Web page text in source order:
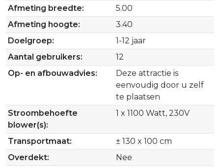
Afmeting breedte:
5.00
Afmeting hoogte:
3.40
Doelgroep:
1-12 jaar
Aantal gebruikers:
12
Op- en afbouwadvies:
Deze attractie is
eenvoudig door u zelf
te plaatsen
Stroombehoefte
blower(s):
1 x 1100 Watt, 230V
Transportmaat:
± 130 x 100 cm
Overdekt:
Nee